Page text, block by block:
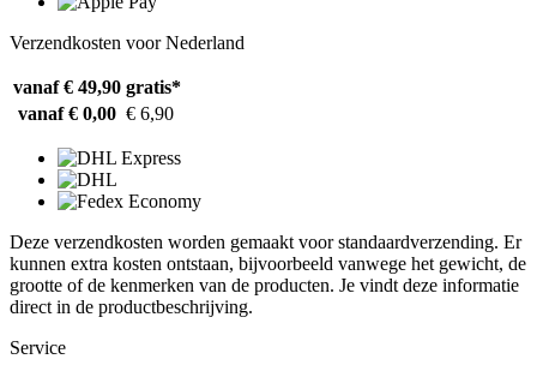
Verzendkosten voor Nederland
vanaf € 49,90 gratis*
vanaf € 0,00 € 6,90
Deze verzendkosten worden gemaakt voor standaardverzending. Er
kunnen extra kosten ontstaan, bijvoorbeeld vanwege het gewicht, de
grootte of de kenmerken van de producten. Je vindt deze informatie
direct in de productbeschrijving.
Service